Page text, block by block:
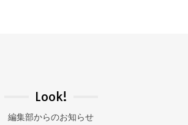
Look!
編集部からのお知らせ